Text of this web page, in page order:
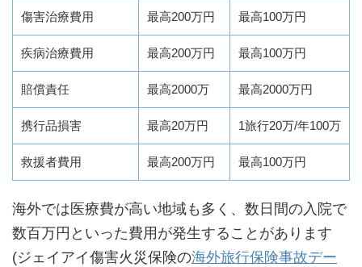
傷害治療費用 最高200万円 最高100万円
疾病治療費用 最高200万円 最高100万円
賠償責任 最高2000万 最高2000万円
携行品損害 最高20万円 1旅行20万/年100万
救援者費用 最高200万円 最高100万円
海外では医療費が高い地域も多く、数日間の入院で
数百万円といった費用が発生することがあります
(ジェイアイ傷害火災保険の海外旅行保険事故デー